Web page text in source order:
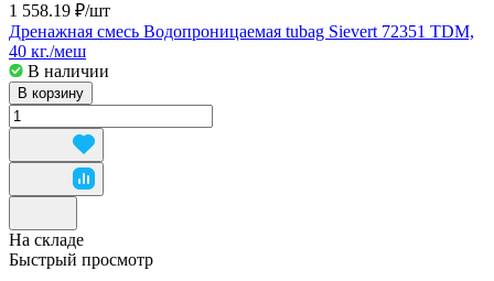
1 558.19 ₽/шт
Дренажная смесь Водопроницаемая tubag Sievert 72351 TDM,
40 кг./меш
В наличии
В корзину
На складе
Быстрый просмотр